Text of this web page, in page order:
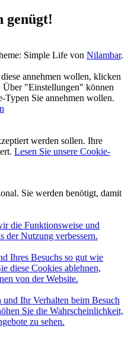
genügt!
Simple Life von Nilambar.
annehmen wollen, klicken
"Einstellungen" können
Typen Sie annehmen wollen.
werden sollen. Ihre
Lesen Sie unsere Cookie-
Sie werden benötigt, damit
die Funktionsweise und
der Nutzung verbessern.
Ihres Besuchs so gut wie
diese Cookies ablehnen,
von der Website.
und Ihr Verhalten beim Besuch
Sie die Wahrscheinlichkeit,
zu sehen.